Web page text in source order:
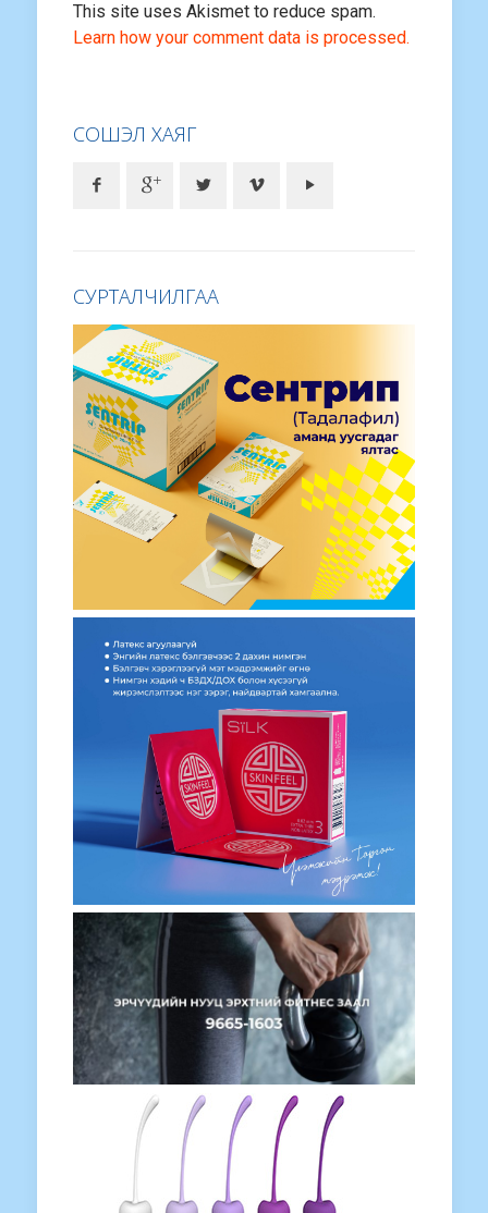
This site uses Akismet to reduce spam.
Learn how your comment data is processed.
СОШЭЛ ХАЯГ
СУРТАЛЧИЛГАА